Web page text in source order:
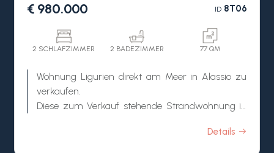
€ 980.000 ID8T06
2 SCHLAFZIMMER 2 BADEZIMMER 77 QM
Wohnung Ligurien direkt am Meer in Alassio zu
verkaufen.
Diese zum Verkauf stehende Strandwohnung in
repräsentativen historischen Gebäudes aus dem
Details